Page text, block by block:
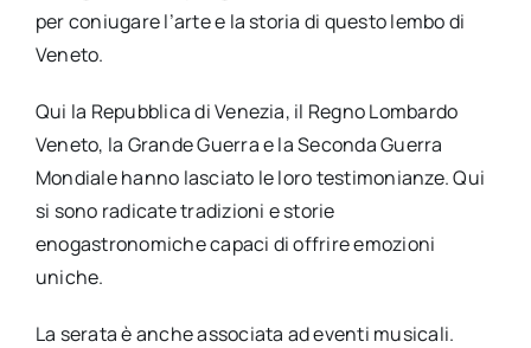
per coniugare l’arte e la storia di questo lembo di
Veneto.
Qui la Repubblica di Venezia, il Regno Lombardo
Veneto, la Grande Guerra e la Seconda Guerra
Mondiale hanno lasciato le loro testimonianze. Qui
si sono radicate tradizioni e storie
enogastronomiche capaci di offrire emozioni
uniche.
La serata è anche associata ad eventi musicali.